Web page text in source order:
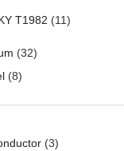
T1982 (11)
(32)
(8)
(3)